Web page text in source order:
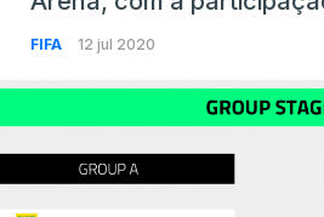
FIFA 12 jul 2020